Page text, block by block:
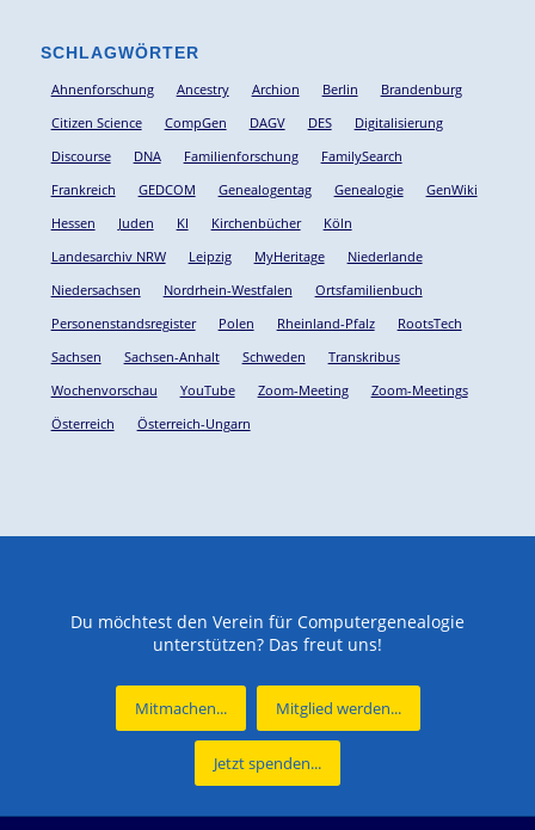
SCHLAGWÖRTER
Ahnenforschung Ancestry Archion Berlin
Brandenburg
Citizen Science
CompGen DAGV DES
Digitalisierung
Discourse
DNA Familienforschung
FamilySearch
Frankreich
GEDCOM Genealogentag Genealogie
GenWiki
Hessen
Juden KI Kirchenbücher
Köln
Landesarchiv NRW
Leipzig MyHeritage
Niederlande
Niedersachsen
Nordrhein-Westfalen
Ortsfamilienbuch
Personenstandsregister
Polen Rheinland-Pfalz
RootsTech
Sachsen
Sachsen-Anhalt Schweden
Transkribus
Wochenvorschau
YouTube Zoom-Meeting
Zoom-Meetings
Österreich
Österreich-Ungarn
Du möchtest den Verein für Computergenealogie
unterstützen? Das freut uns!
Mitmachen... Mitglied werden...
Jetzt spenden...